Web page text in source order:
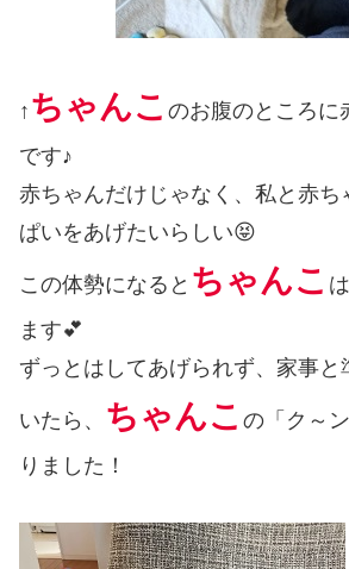
↑ ちゃんこ のお腹のところに
です♪
赤ちゃんだけじゃなく、私と赤ち
ぱいをあげたいらしい😝
この体勢になると ちゃんこ
ます💕
ずっとはしてあげられず、家事と
いたら、 ちゃんこ の「ク～
りました！